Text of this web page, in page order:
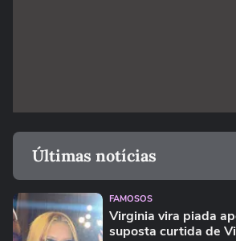
Últimas notícias
FAMOSOS
Virginia vira piada
suposta curtida de